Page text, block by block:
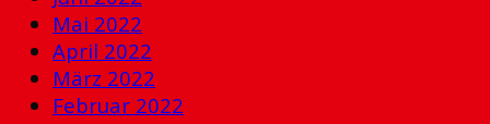
Mai 2022
April 2022
März 2022
Februar 2022